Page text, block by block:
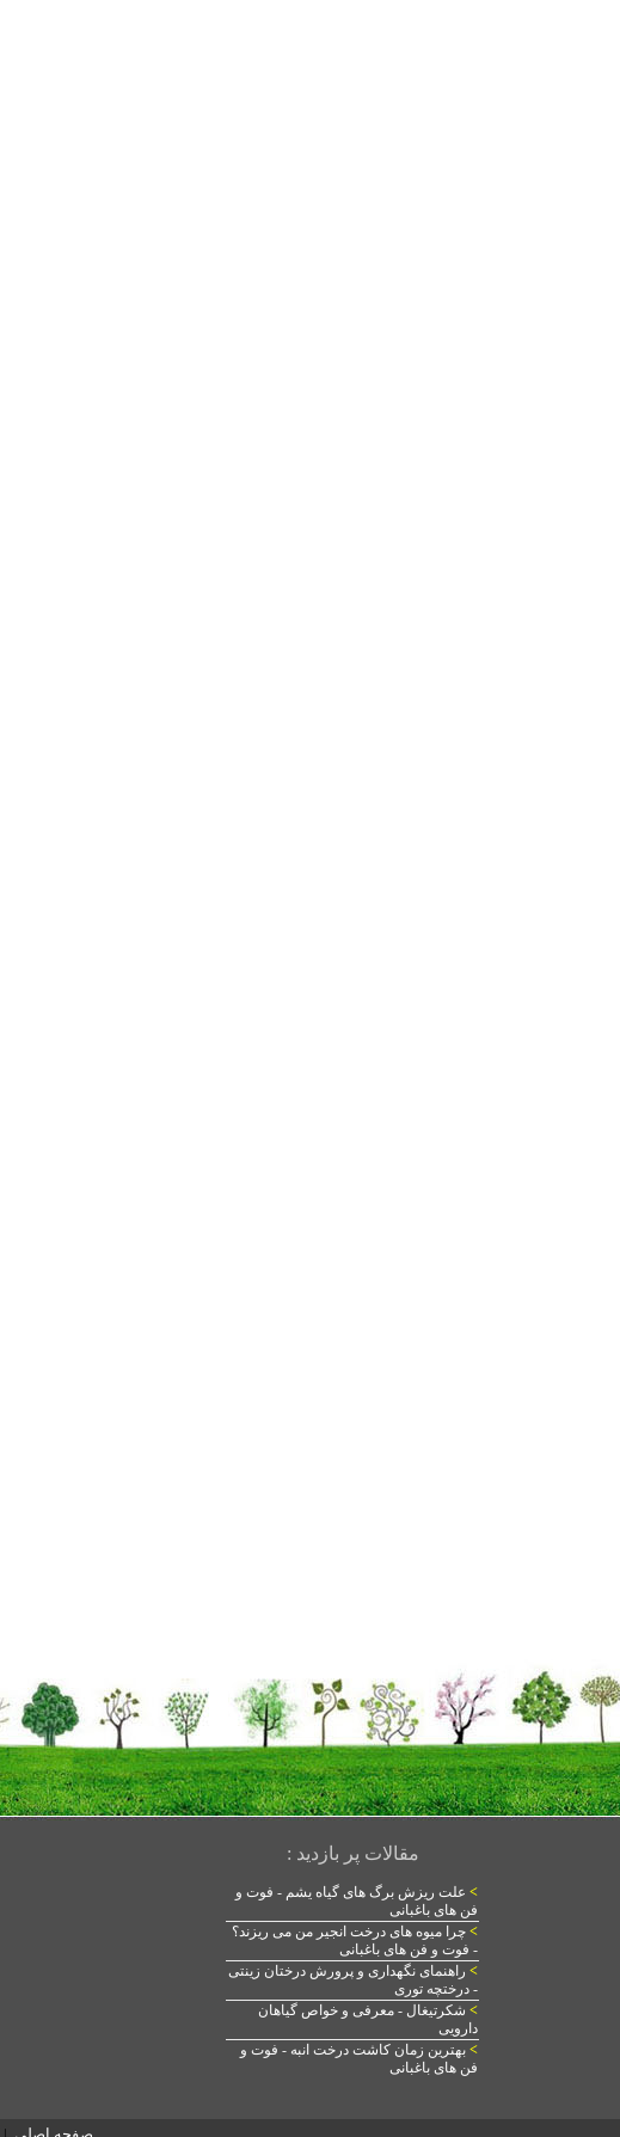
مقالات پر بازدید :
> علت ریزش برگ های گیاه یشم - فوت و
فن های باغبانی
> چرا میوه های درخت انجیر من می ریزند؟
- فوت و فن های باغبانی
> راهنمای نگهداری و پرورش درختان زینتی
- درختچه توری
> شکرتیغال - معرفی و خواص گیاهان
دارویی
> بهترین زمان کاشت درخت انبه - فوت و
فن های باغبانی